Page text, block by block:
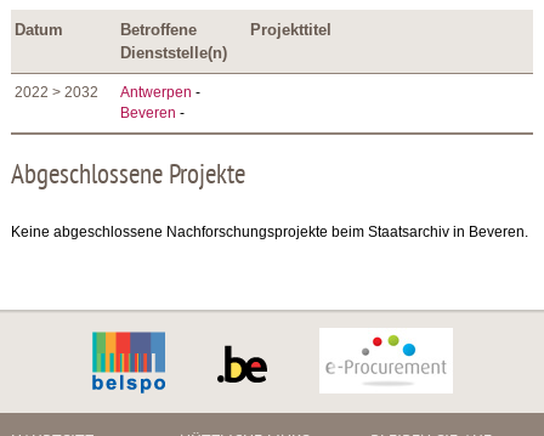
Datum
Betroffene
Dienststelle(n)
Projekttitel
2022 > 2032 Antwerpen -
Beveren -
Abgeschlossene Projekte
Keine abgeschlossene Nachforschungsprojekte beim Staatsarchiv in Beveren.